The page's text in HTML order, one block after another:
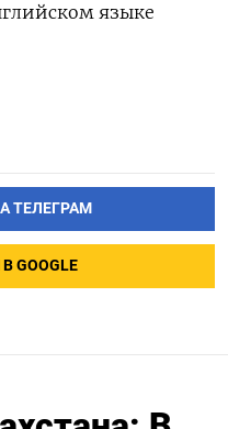
языке
ТЕЛЕГРАМ
GOOGLE